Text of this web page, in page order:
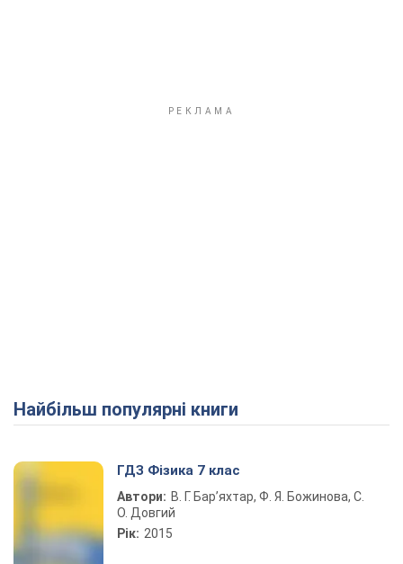
Найбільш популярні книги
ГДЗ Фізика 7 клас
Автори: В. Г. Бар’яхтар, Ф. Я. Божинова, С.
О. Довгий
Рік: 2015